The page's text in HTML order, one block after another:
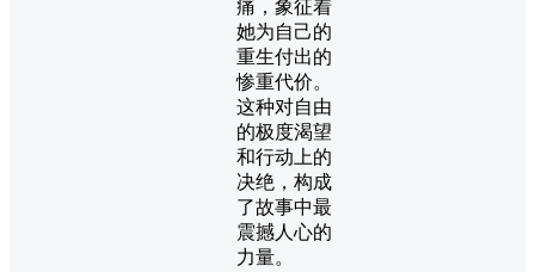
痛，象征着
她为自己的
重生付出的
惨重代价。
这种对自由
的极度渴望
和行动上的
决绝，构成
了故事中最
震撼人心的
力量。